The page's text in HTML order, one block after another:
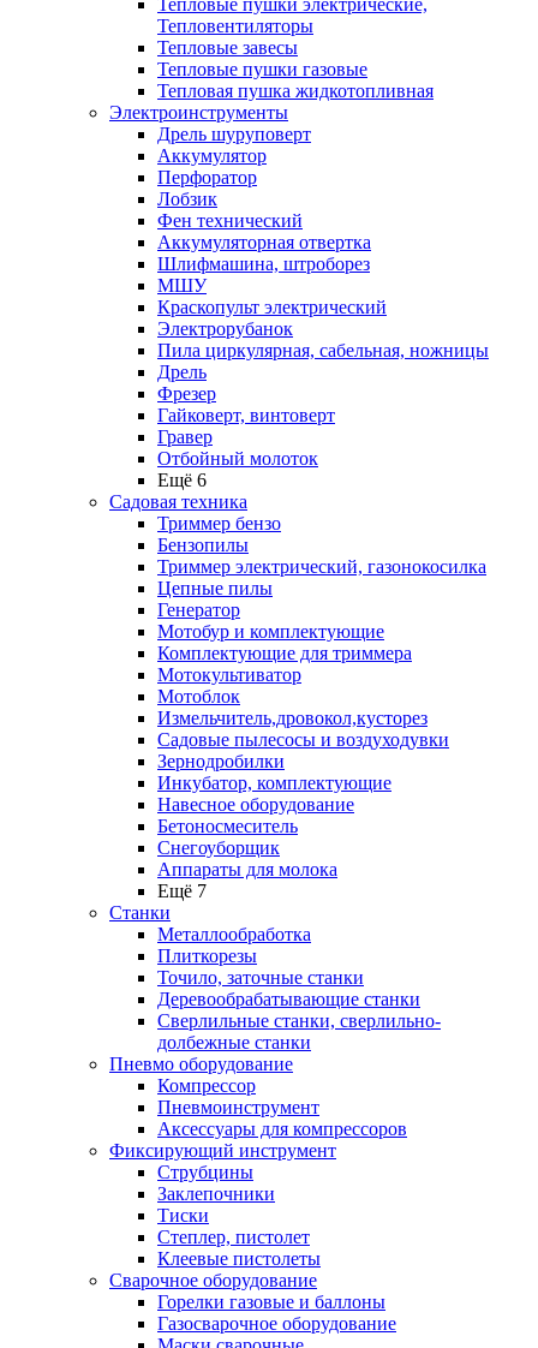
Тепловые пушки электрические,
Тепловентиляторы
Тепловые завесы
Тепловые пушки газовые
Тепловая пушка жидкотопливная
Электроинструменты
Дрель шуруповерт
Аккумулятор
Перфоратор
Лобзик
Фен технический
Аккумуляторная отвертка
Шлифмашина, штроборез
МШУ
Краскопульт электрический
Электрорубанок
Пила циркулярная, сабельная, ножницы
Дрель
Фрезер
Гайковерт, винтоверт
Гравер
Отбойный молоток
Ещё 6
Садовая техника
Триммер бензо
Бензопилы
Триммер электрический, газонокосилка
Цепные пилы
Генератор
Мотобур и комплектующие
Комплектующие для триммера
Мотокультиватор
Мотоблок
Измельчитель,дровокол,кусторез
Садовые пылесосы и воздуходувки
Зернодробилки
Инкубатор, комплектующие
Навесное оборудование
Бетоносмеситель
Снегоуборщик
Аппараты для молока
Ещё 7
Станки
Металлообработка
Плиткорезы
Точило, заточные станки
Деревообрабатывающие станки
Сверлильные станки, сверлильно-
долбежные станки
Пневмо оборудование
Компрессор
Пневмоинструмент
Аксессуары для компрессоров
Фиксирующий инструмент
Струбцины
Заклепочники
Тиски
Степлер, пистолет
Клеевые пистолеты
Сварочное оборудование
Горелки газовые и баллоны
Газосварочное оборудование